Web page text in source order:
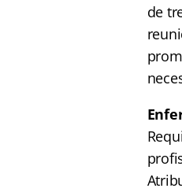
de